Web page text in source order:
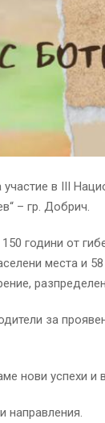
в III
– гр. Добрич.
години от
места и
за
нови успехи и
направления.